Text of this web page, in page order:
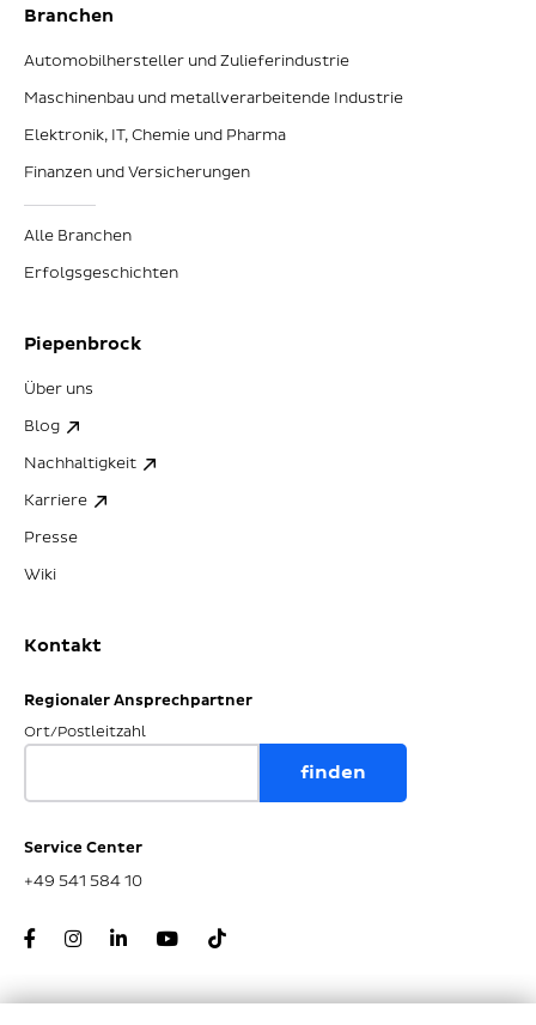
Branchen
Automobilhersteller und Zulieferindustrie
Maschinenbau und metallverarbeitende Industrie
Elektronik, IT, Chemie und Pharma
Finanzen und Versicherungen
Alle Branchen
Erfolgsgeschichten
Piepenbrock
Über uns
Blog
Nachhaltigkeit
Karriere
Presse
Wiki
Kontakt
Regionaler Ansprechpartner
Ort/Postleitzahl
Service Center
+49 541 584 10